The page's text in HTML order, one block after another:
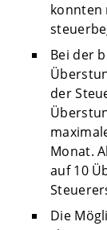
konnten
Bei der
der
Monat.
auf 10
Die